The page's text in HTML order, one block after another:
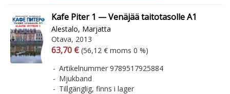
Kafe Piter 1 — Venäjää taitotasolle A1
Alestalo, Marjatta
Otava, 2013
Arvonlisäverollinen hinta
63,70 € Arvonlisäveroton hinta
(56,12 € moms 0 %)
Artikelnummer 9789517925884
Mjukband
Tillgänglig, finns i lager